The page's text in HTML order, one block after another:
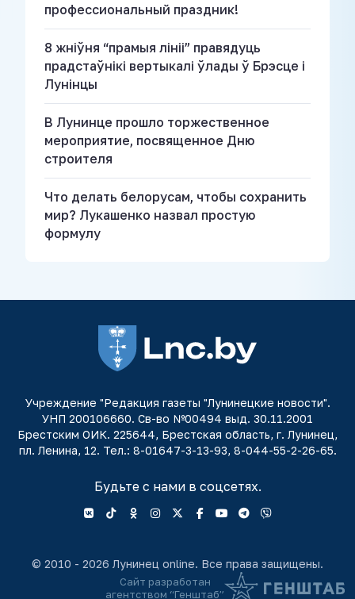
профессиональный праздник!
8 жніўня “прамыя лініі” правядуць
прадстаўнікі вертыкалі ўлады ў Брэсце і
Лунінцы
В Лунинце прошло торжественное
мероприятие, посвященное Дню
строителя
Что делать белорусам, чтобы сохранить
мир? Лукашенко назвал простую
формулу
Учреждение "Редакция газеты "Лунинецкие новости".
УНП 200106660. Св-во №00494 выд. 30.11.2001
Брестским ОИК. 225644, Брестская область, г. Лунинец,
пл. Ленина, 12. Тел.: 8-01647-3-13-93, 8-044-55-2-26-65.
Будьте с нами в соцсетях.
© 2010 - 2026 Лунинец online. Все права защищены.
Сайт разработан
агентством “Генштаб”